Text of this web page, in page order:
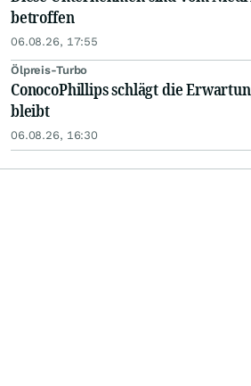
betroffen
06.08.26, 17:55
Ölpreis-Turbo
ConocoPhillips schlägt die
bleibt
06.08.26, 16:30